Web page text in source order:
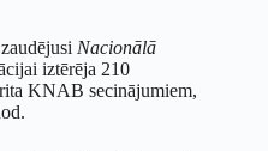
Nacionālā
iztērēja 210
KNAB secinājumiem,